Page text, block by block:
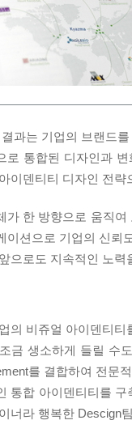
과는 기업의 브랜드
로 통합된 디자인과
이덴티티 디자인 전략
가 한 방향으로 움직
이션으로 기업의 신뢰
으로도 지속적인 노력
의 비쥬얼 아이덴티
금 생소하게 들릴 수
를 결합하여 전문
통합 아이덴티티를
너라 행복한 Descign